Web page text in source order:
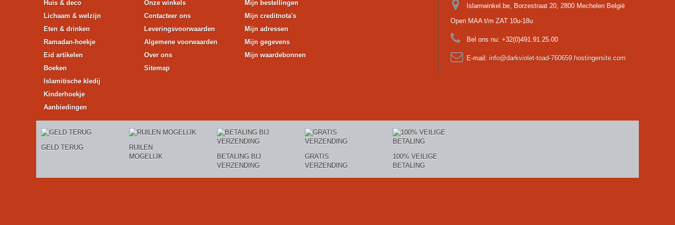
Huis & deco
Lichaam & welzijn
Eten & drinken
Ramadan-hoekje
Eid artikelen
Boeken
Islamitische kledij
Kinderhoekje
Aanbiedingen
Onze winkels
Contacteer ons
Leveringsvoorwaarden
Algemene voorwaarden
Over ons
Sitemap
Mijn bestellingen
Mijn creditnota's
Mijn adressen
Mijn gegevens
Mijn waardebonnen
Islamwinkel.be, Borzestraat 20, 2800 Mechelen België
Open MAA t/m ZAT 10u-18u
Bel ons nu: +32(0)491.91.25.00
E-mail: info@darkviolet-toad-760659.hostingersite.com
GELD TERUG
RUILEN
MOGELIJK
BETALING BIJ
VERZENDING
GRATIS
VERZENDING
100% VEILIGE
BETALING